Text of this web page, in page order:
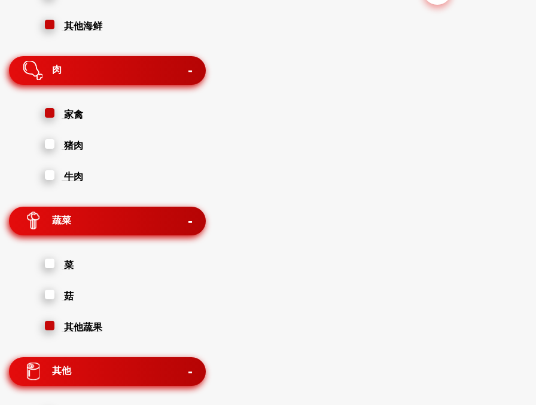
其他海鲜
肉
家禽
猪肉
牛肉
蔬菜
菜
菇
其他蔬果
其他